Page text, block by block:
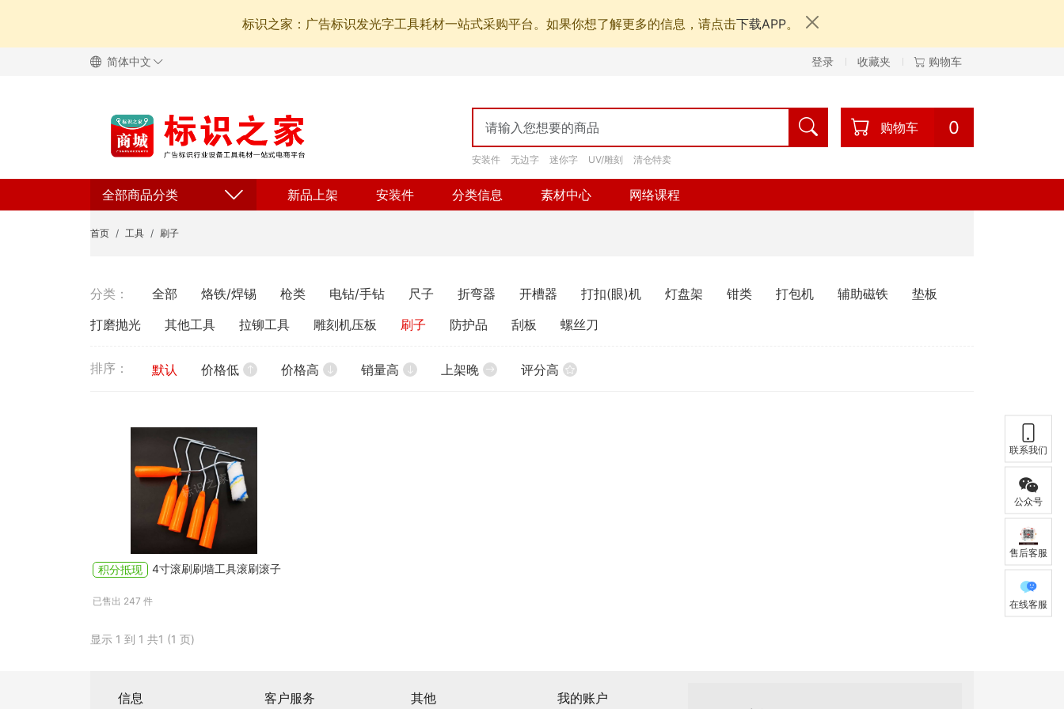
标识之家：广告标识发光字工具耗材一站式采购平台。如果你想了解更多的信息，请点击下载APP。
简体中文 登录 收藏夹 购物车
安装件 无边字 迷你字 UV/雕刻 清仓特卖
购物车 0
全部商品分类 新品上架 安装件 分类信息 素材中心 网络课程
首页 工具 刷子
分类： 全部 烙铁/焊锡 枪类 电钻/手钻 尺子 折弯器 开槽器 打扣(眼)机 灯盘架 钳类 打包机 辅助磁铁
垫板
打磨抛光
其他工具 拉铆工具 雕刻机压板 刷子 防护品 刮板 螺丝刀
排序： 默认 价格低 价格高 销量高 上架晚 评分高
积分抵现 4寸滚刷刷墙工具滚刷滚子
已售出 247 件
显示 1 到 1 共1 (1 页)
信息 客户服务 其他 我的账户
联系我们
公众号
售后客服
在线客服